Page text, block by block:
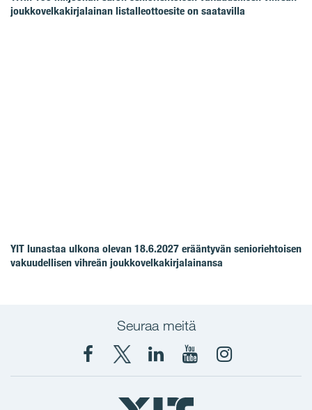
joukkovelkakirjalainan listalleottoesite on saatavilla
YIT lunastaa ulkona olevan 18.6.2027 erääntyvän senioriehtoisen
vakuudellisen vihreän joukkovelkakirjalainansa
Seuraa meitä
Facebook
X
YIT
YIT
Corporation
YIT
Corporation
Instagram